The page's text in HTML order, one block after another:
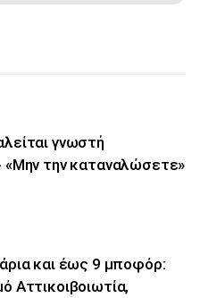
γνωστή
«Μην την καταναλώσετε»
και έως 9 μποφόρ:
Αττικοιβοιωτία,